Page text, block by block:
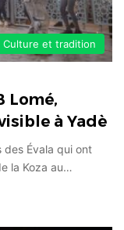
Culture et tradition
Lomé,
à Yadè
des Évala qui ont
la Koza au…